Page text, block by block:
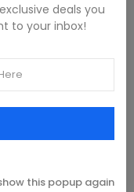
deals you
to your inbox!
this popup again